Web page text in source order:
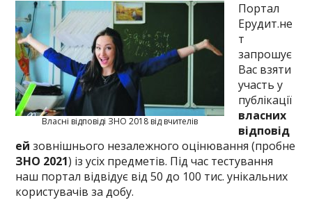
Власні відповіді ЗНО 2018 від вчителів
Портал
Ерудит.не
т
запрошує
Вас взяти
участь у
публікації
власних
відповід
ей зовнішнього незалежного оцінювання (пробне
ЗНО 2021) із усіх предметів. Під час тестування
наш портал відвідує від 50 до 100 тис. унікальних
користувачів за добу.